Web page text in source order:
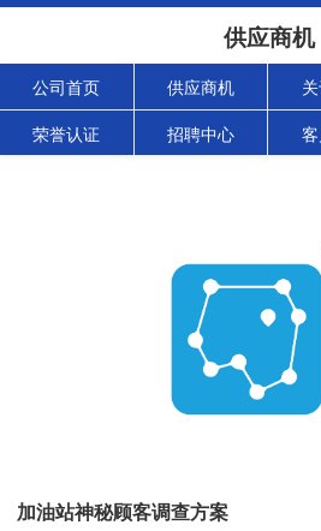
供应商机
公司首页 供应商机
荣誉认证 招聘中心 客
加油站神秘顾客调查方案